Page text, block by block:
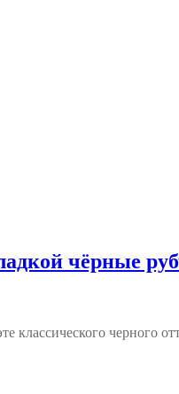
чёрные
классического черного